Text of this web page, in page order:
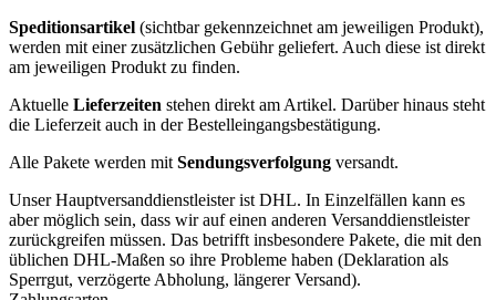
Speditionsartikel (sichtbar gekennzeichnet am jeweiligen Produkt),
werden mit einer zusätzlichen Gebühr geliefert. Auch diese ist direkt
am jeweiligen Produkt zu finden.
Aktuelle Lieferzeiten stehen direkt am Artikel. Darüber hinaus steht
die Lieferzeit auch in der Bestelleingangsbestätigung.
Alle Pakete werden mit Sendungsverfolgung versandt.
Unser Hauptversanddienstleister ist DHL. In Einzelfällen kann es
aber möglich sein, dass wir auf einen anderen Versanddienstleister
zurückgreifen müssen. Das betrifft insbesondere Pakete, die mit den
üblichen DHL-Maßen so ihre Probleme haben (Deklaration als
Sperrgut, verzögerte Abholung, längerer Versand).